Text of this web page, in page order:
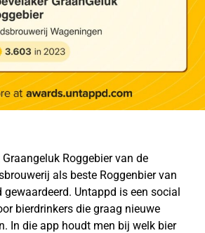
Roggebier van de
als beste Roggenbier van
gewaardeerd. Untappd is een social
bierdrinkers die graag nieuwe
In die app houdt men bij welk bier